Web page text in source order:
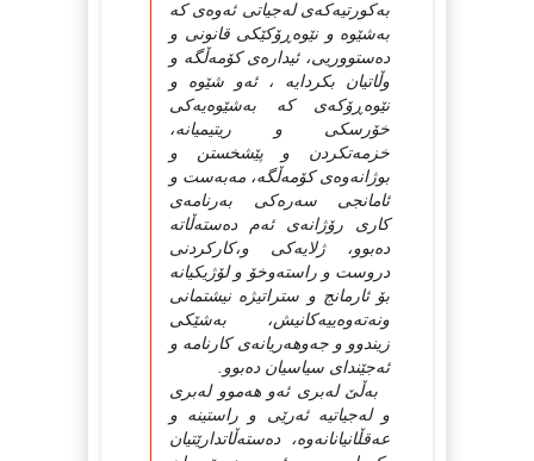
به‌كورتیه‌كه‌ی له‌جیاتی ئه‌وه‌ی كه‌
به‌شێوه‌ و نێوه‌ڕۆكێكی قانونی و
ده‌ستووریی، ئیداره‌ی كۆمه‌ڵگه‌ و
وڵاتیان بكردایه‌ ، ئه‌و شێوه‌ و
نێوه‌ڕۆكه‌ی كه‌ به‌شێوه‌یه‌كی
خۆرسكی و ریتیمیانه‌،
خزمه‌تكردن و پێشخستن و
بوژانه‌وه‌ی كۆمه‌ڵگه‌، مه‌به‌ست و
ئامانجی سه‌ره‌كی به‌رنامه‌ی
كاری رۆژانه‌ی ئه‌م ده‌سته‌ڵاته‌
ده‌بوو، ژلایه‌كی و،كاركردنی
دروست و راسته‌وخۆ و لۆژیكیانه‌
بۆ ئارمانج و ستراتیژه‌ نیشتمانی
ونه‌ته‌وه‌ییه‌كانیش، به‌شێكی
زیندوو و جه‌وهه‌ریانه‌ی كارنامه‌ و
ئه‌جێندای سیاسیان ده‌بوو.
به‌ڵێ‌ له‌بری ئه‌و هه‌موو له‌بری
و له‌جیاتیه‌ ئه‌رێی و راستینه‌ و
عه‌قڵانیانانه‌وه‌، ده‌سته‌ڵاتدارێتیان